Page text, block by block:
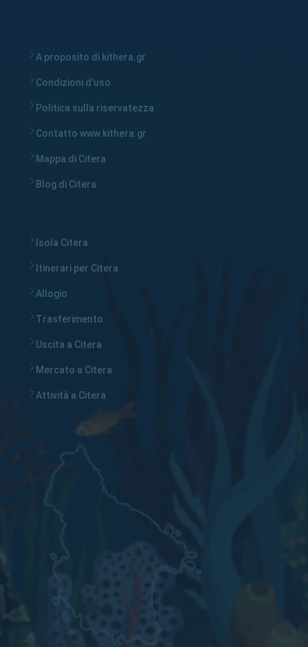
A proposito di kithera.gr
Condizioni d'uso
Politica sulla riservatezza
Contatto www.kithera.gr
Mappa di Citera
Blog di Citera
Isola Citera
Itinerari per Citera
Allogio
Trasferimento
Uscita a Citera
Mercato a Citera
Attività a Citera